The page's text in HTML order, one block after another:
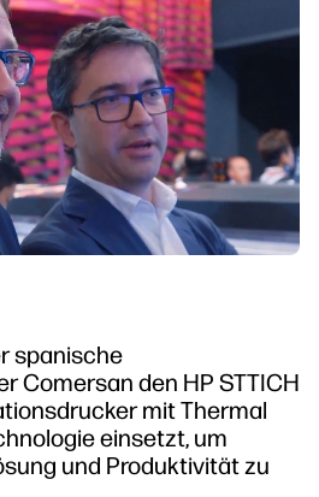
spanische
Comersan den HP STTICH
mit Thermal
einsetzt, um
und Produktivität zu